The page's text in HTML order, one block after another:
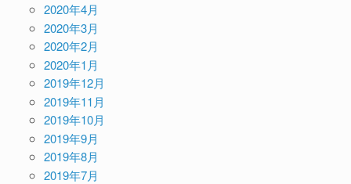
2020年4月
2020年3月
2020年2月
2020年1月
2019年12月
2019年11月
2019年10月
2019年9月
2019年8月
2019年7月